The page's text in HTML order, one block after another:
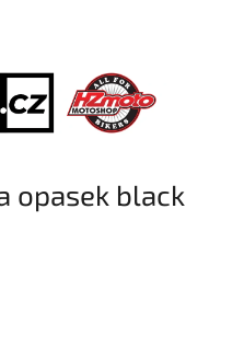
opasek black